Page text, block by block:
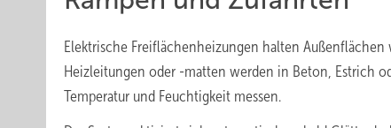
Elektrische Freiflächenheizungen halten
Heizleitungen oder -matten werden in Beton, Estrich
Temperatur und Feuchtigkeit messen.